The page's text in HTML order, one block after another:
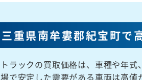
三重県南牟婁郡紀宝町で
トラックの買取価格は、車種や年
場で安定した需要がある車両は高